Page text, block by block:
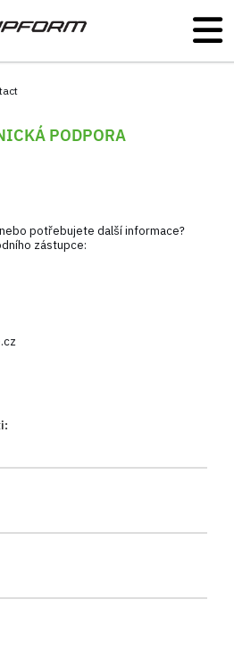
PODPORA
potřebujete další informace?
zástupce: